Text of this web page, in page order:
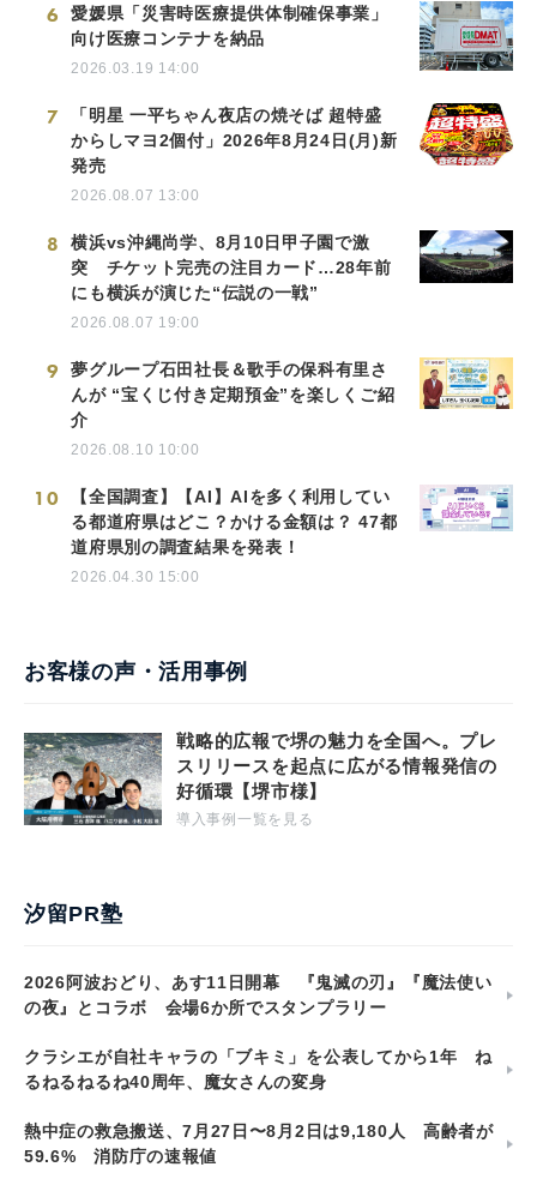
6
愛媛県「災害時医療提供体制確保事業」
向け医療コンテナを納品
2026.03.19 14:00
7
「明星 一平ちゃん夜店の焼そば 超特盛
からしマヨ2個付」2026年8月24日(月)新
発売
2026.08.07 13:00
8
横浜vs沖縄尚学、8月10日甲子園で激
突 チケット完売の注目カード…28年前
にも横浜が演じた“伝説の一戦”
2026.08.07 19:00
9
夢グループ石田社長＆歌手の保科有里さ
んが “宝くじ付き定期預金”を楽しくご紹
介
2026.08.10 10:00
10
【全国調査】【AI】AIを多く利用してい
る都道府県はどこ？かける金額は？ 47都
道府県別の調査結果を発表！
2026.04.30 15:00
お客様の声・活用事例
戦略的広報で堺の魅力を全国へ。プレ
スリリースを起点に広がる情報発信の
好循環【堺市様】
導入事例一覧を見る
汐留PR塾
2026阿波おどり、あす11日開幕 『鬼滅の刃』『魔法使い
の夜』とコラボ 会場6か所でスタンプラリー
クラシエが自社キャラの「ブキミ」を公表してから1年 ね
るねるねるね40周年、魔女さんの変身
熱中症の救急搬送、7月27日〜8月2日は9,180人 高齢者が
59.6% 消防庁の速報値